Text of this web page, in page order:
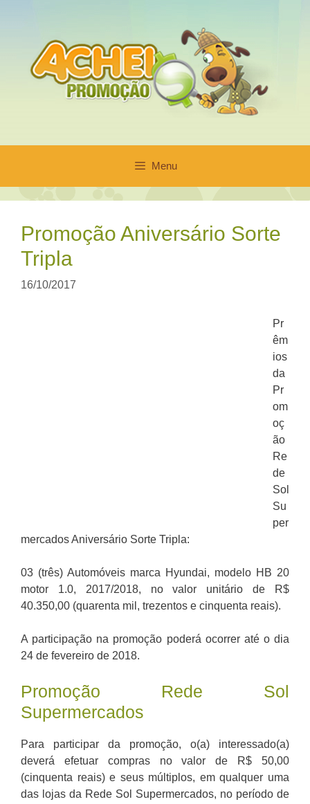
conteúdo
Menu
Promoção Aniversário Sorte
Tripla
16/10/2017
Pr
êm
ios
da
Pr
om
oç
ão
Re
de
Sol
Su
per
mercados Aniversário Sorte Tripla:
03 (três) Automóveis marca Hyundai, modelo HB 20
motor 1.0, 2017/2018, no valor unitário de R$
40.350,00 (quarenta mil, trezentos e cinquenta reais).
A participação na promoção poderá ocorrer até o dia
24 de fevereiro de 2018.
Promoção Rede Sol
Supermercados
Para participar da promoção, o(a) interessado(a)
deverá efetuar compras no valor de R$ 50,00
(cinquenta reais) e seus múltiplos, em qualquer uma
das lojas da Rede Sol Supermercados, no período de